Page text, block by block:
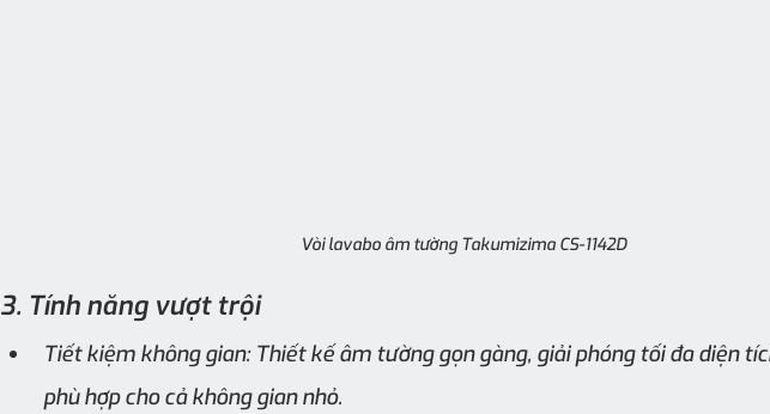
Vòi lavabo âm tường Takumizima CS-1142D
3. Tính năng vượt trội
Tiết kiệm không gian: Thiết kế âm tường gọn gàng, giải phóng tối đa diện
phù hợp cho cả không gian nhỏ.